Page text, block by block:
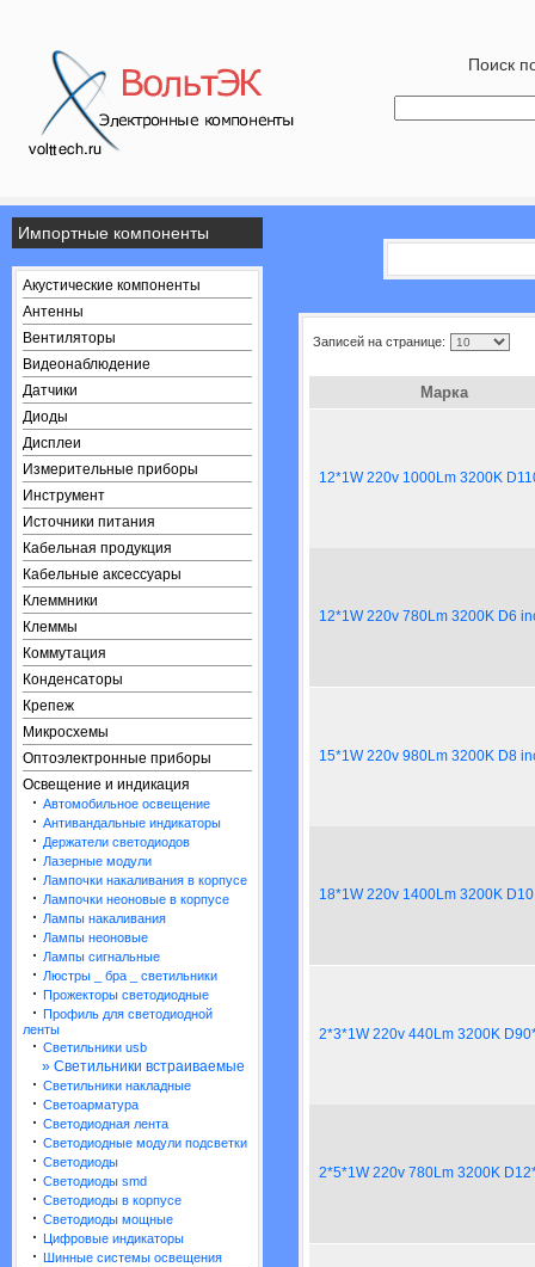
Поиск
Импортные компоненты
Акустические компоненты
Антенны
Вентиляторы
Видеонаблюдение
Датчики
Диоды
Дисплеи
Измерительные приборы
Инструмент
Источники питания
Кабельная продукция
Кабельные аксессуары
Клеммники
Клеммы
Коммутация
Конденсаторы
Крепеж
Микросхемы
Оптоэлектронные приборы
Освещение и индикация
· Автомобильное освещение
· Антивандальные индикаторы
· Держатели светодиодов
· Лазерные модули
· Лампочки накаливания в корпусе
· Лампочки неоновые в корпусе
· Лампы накаливания
· Лампы неоновые
· Лампы сигнальные
· Люстры _ бра _ светильники
· Прожекторы светодиодные
· Профиль для светодиодной
ленты
· Светильники usb
» Светильники встраиваемые
· Светильники накладные
· Светоарматура
· Светодиодная лента
· Светодиодные модули подсветки
· Светодиоды
· Светодиоды smd
· Светодиоды в корпусе
· Светодиоды мощные
· Цифровые индикаторы
· Шинные системы освещения
Записей на странице:
Марка
12*1W 220v 1000Lm 3200K
12*1W 220v 780Lm 3200K D6
15*1W 220v 980Lm 3200K D8
18*1W 220v 1400Lm 3200K
2*3*1W 220v 440Lm 3200K
2*5*1W 220v 780Lm 3200K